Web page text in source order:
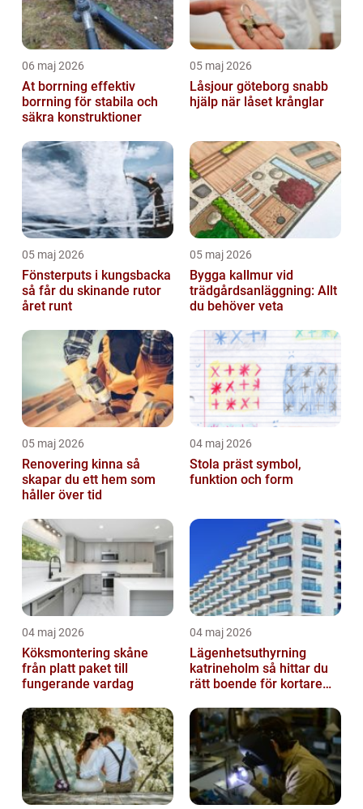
06 maj 2026
At borrning effektiv
borrning för stabila och
säkra konstruktioner
05 maj 2026
Låsjour göteborg snabb
hjälp när låset krånglar
05 maj 2026
Fönsterputs i kungsbacka
så får du skinande rutor
året runt
05 maj 2026
Bygga kallmur vid
trädgårdsanläggning: Allt
du behöver veta
05 maj 2026
Renovering kinna så
skapar du ett hem som
håller över tid
04 maj 2026
Stola präst symbol,
funktion och form
04 maj 2026
Köksmontering skåne
från platt paket till
fungerande vardag
04 maj 2026
Lägenhetsuthyrning
katrineholm så hittar du
rätt boende för kortare